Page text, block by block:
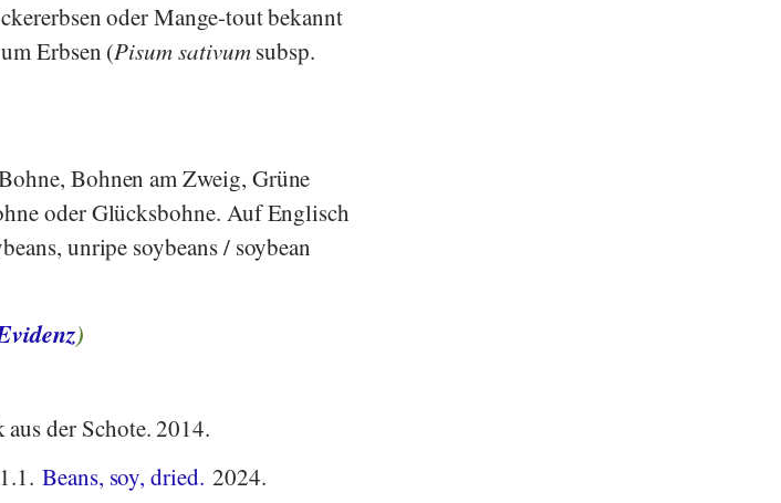
oder Mange-tout bekannt
Erbsen (Pisum sativumsubsp.
Bohnen am Zweig, Grüne
oder Glücksbohne. Auf Englisch
unripe soybeans / soybean
)
der Schote. 2014.
Beans, soy, dried. 2024.